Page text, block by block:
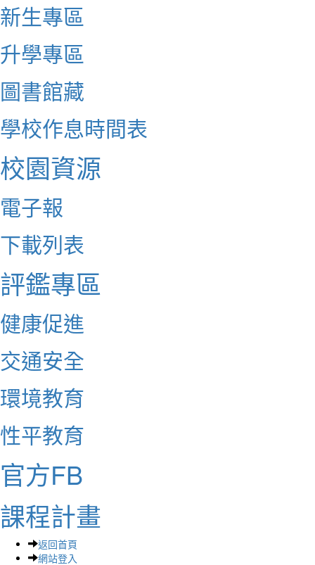
新生專區
升學專區
圖書館藏
學校作息時間表
校園資源
電子報
下載列表
評鑑專區
健康促進
交通安全
環境教育
性平教育
官方FB
課程計畫
返回首頁
網站登入